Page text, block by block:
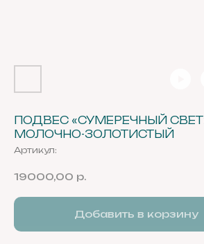
ПОДВЕС «СУМЕРЕЧНЫЙ
МОЛОЧНО-ЗОЛОТИСТЫЙ
Артикул:
19000,00 р.
Добавить в корзину